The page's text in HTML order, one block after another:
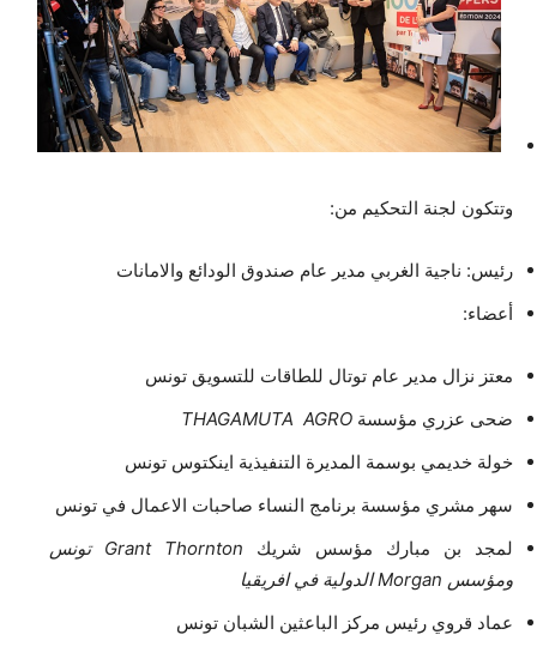
وتتكون لجنة التحكيم من:
رئيس: ناجية الغربي مدير عام صندوق الودائع والامانات
أعضاء:
معتز نزال مدير عام توتال للطاقات للتسويق تونس
ضحى عزري مؤسسة THAGAMUTA AGRO
خولة خديمي بوسمة المديرة التنفيذية اينكتوس تونس
سهر مشري مؤسسة برنامج النساء صاحبات الاعمال في تونس
لمجد بن مبارك مؤسس شريك
تونس
ومؤسس Morganالدولية في افريقيا
عماد قروي رئيس مركز الباعثين الشبان تونس